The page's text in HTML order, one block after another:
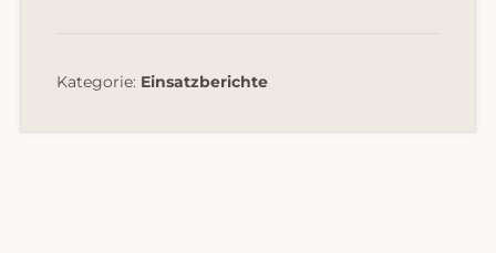
Kategorie: Einsatzberichte